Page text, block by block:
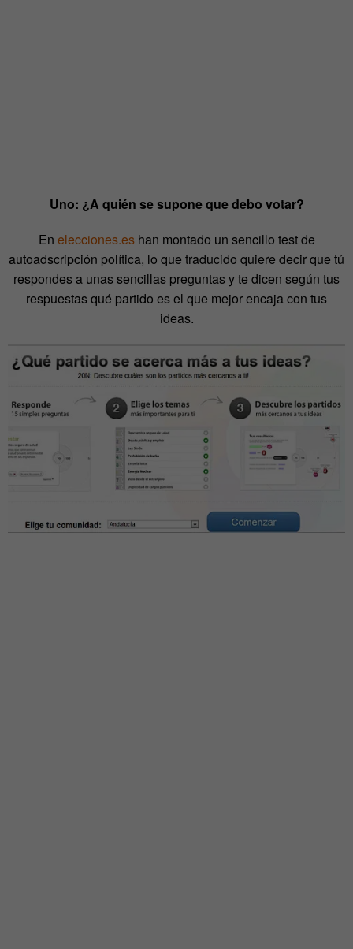
Uno: ¿A quién se supone que debo votar?
En elecciones.eshan montado un sencillo test de
autoadscripción política, lo que traducido quiere decir que tú
respondes a unas sencillas preguntas y te dicen según tus
respuestas qué partido es el que mejor encaja con tus
ideas.